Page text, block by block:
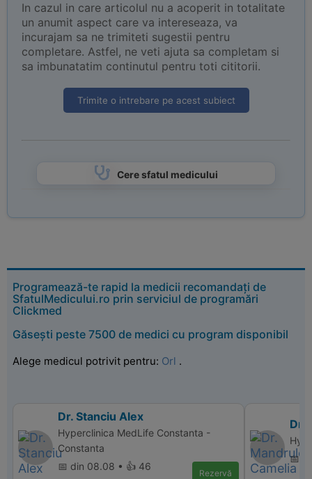
In cazul in care articolul nu a acoperit in totalitate
un anumit aspect care va intereseaza, va
incurajam sa ne trimiteti sugestii pentru
completare. Astfel, ne veti ajuta sa completam si
sa imbunatatim continutul pentru toti cititorii.
Trimite o intrebare pe acest subiect
Cere sfatul medicului
Programează-te rapid la medicii recomandați de
SfatulMedicului.ro prin serviciul de programări
Clickmed
Găsești peste 7500 de medici cu program disponibil
Alege medicul potrivit pentru: Orl .
Dr. Stanciu Alex
Hyperclinica MedLife Constanta -
Constanta
📅 din 08.08 • 👍 46
Rezervă
Dr.
📅